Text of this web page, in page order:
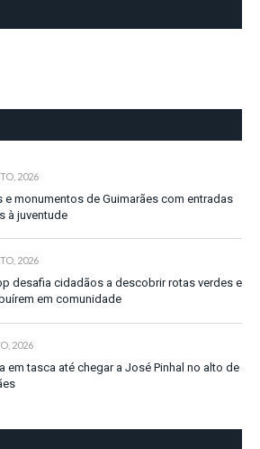
2026
e monumentos de Guimarães com entradas
à juventude
2026
desafia cidadãos a descobrir rotas verdes e
em comunidade
2026
em tasca até chegar a José Pinhal no alto de